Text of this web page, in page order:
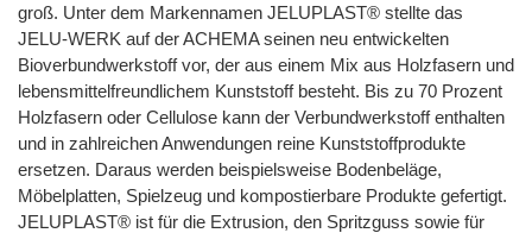
groß. Unter dem Markennamen JELUPLAST® stellte das
JELU-WERK auf der ACHEMA seinen neu entwickelten
Bioverbundwerkstoff vor, der aus einem Mix aus Holzfasern und
lebensmittelfreundlichem Kunststoff besteht. Bis zu 70 Prozent
Holzfasern oder Cellulose kann der Verbundwerkstoff enthalten
und in zahlreichen Anwendungen reine Kunststoffprodukte
ersetzen. Daraus werden beispielsweise Bodenbeläge,
Möbelplatten, Spielzeug und kompostierbare Produkte gefertigt.
JELUPLAST® ist für die Extrusion, den Spritzguss sowie für